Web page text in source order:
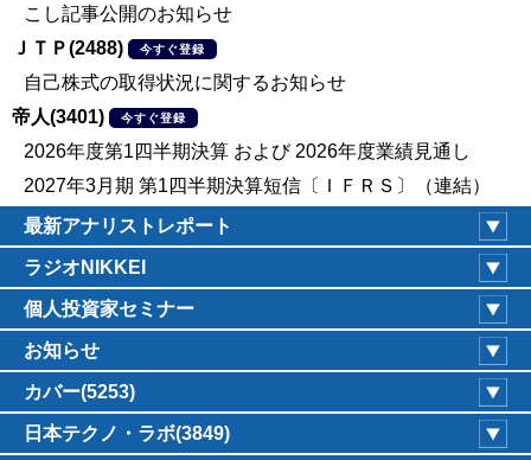
こし記事公開のお知らせ
ＪＴＰ(2488)
今すぐ登録
自己株式の取得状況に関するお知らせ
帝人(3401)
今すぐ登録
2026年度第1四半期決算 および 2026年度業績見通し
2027年3月期 第1四半期決算短信〔ＩＦＲＳ〕（連結）
最新アナリストレポート
ラジオNIKKEI
個人投資家セミナー
お知らせ
カバー(5253)
日本テクノ・ラボ(3849)